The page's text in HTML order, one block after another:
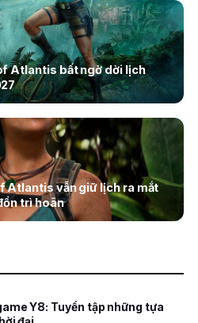
Atlantis bất ngờ dời lịch
Atlantis vẫn giữ lịch ra mắt
trì hoãn
Y8: Tuyển tập những tựa